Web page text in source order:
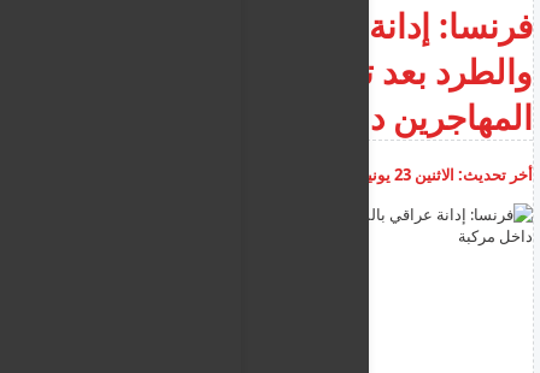
فرنسا: إدانة عراقي بالسجن
والطرد بعد تهريبه لعشرات
المهاجرين داخل مركبة
أخر تحديث: الاثنين 23 يونيو 2025